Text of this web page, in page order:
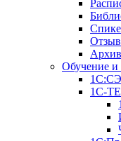
Архив
Обучение и
1С-